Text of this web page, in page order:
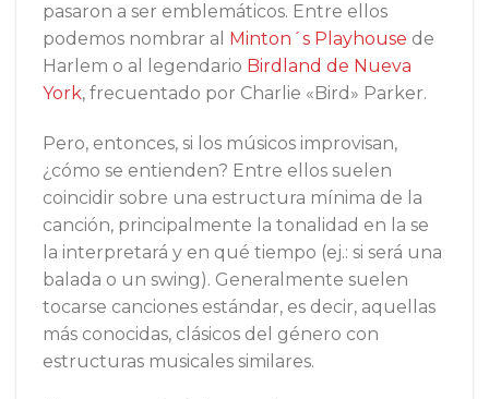
pasaron a ser emblemáticos. Entre ellos
podemos nombrar al
Minton´s Playhouse de
Harlem o al legendario Birdland de Nueva
York, frecuentado por Charlie «Bird» Parker.
Pero, entonces, si los músicos improvisan,
¿cómo se entienden? Entre ellos suelen
coincidir sobre una estructura mínima de la
canción, principalmente la tonalidad en la se
la interpretará y en qué tiempo (ej.: si será una
balada o un swing). Generalmente suelen
tocarse canciones estándar, es decir, aquellas
más conocidas, clásicos del género con
estructuras musicales similares.